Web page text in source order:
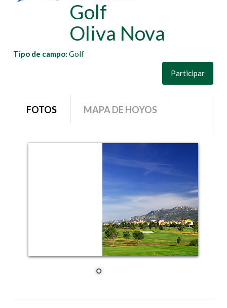
Golf
Oliva Nova
Tipo de campo:Golf
Participar
grupo1
FOTOS MAPA DE HOYOS